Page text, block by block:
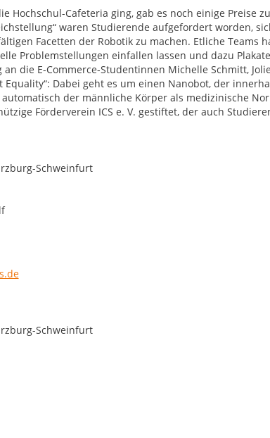
Hochschul-Cafeteria ging, gab es noch einige Preise
waren Studierende aufgefordert worden,
Facetten der Robotik zu machen. Etliche Teams
Problemstellungen einfallen lassen und dazu
an die E-Commerce-Studentinnen Michelle Schmitt,
Equality“: Dabei geht es um einen Nanobot, der
der männliche Körper als medizinische
Förderverein ICS e. V. gestiftet, der auch
Schweinfurt
Schweinfurt